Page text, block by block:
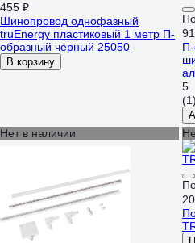
455 ₽
Шинопровод однофазный
truEnergy пластиковый 1 метр П-
образный черный 25050
В корзину
5
(1)
Нет в наличии